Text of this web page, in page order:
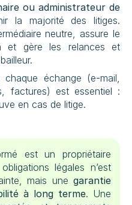
ou administrateur de
la majorité des litiges.
neutre, assure le
et gère les relances et
échange (e-mail,
factures) est essentiel :
en cas de litige.
est un propriétaire
légales n’est
mais une garantie
à long terme. Une